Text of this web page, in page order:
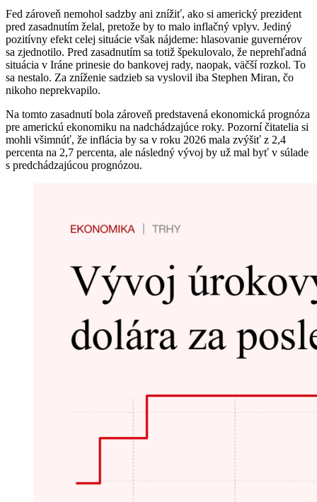
Fed zároveň nemohol sadzby ani znížiť, ako si americký prezident
pred zasadnutím želal, pretože by to malo inflačný vplyv. Jediný
pozitívny efekt celej situácie však nájdeme: hlasovanie guvernérov
sa zjednotilo. Pred zasadnutím sa totiž špekulovalo, že neprehľadná
situácia v Iráne prinesie do bankovej rady, naopak, väčší rozkol. To
sa nestalo. Za zníženie sadzieb sa vyslovil iba Stephen Miran, čo
nikoho neprekvapilo.
Na tomto zasadnutí bola zároveň predstavená ekonomická prognóza
pre americkú ekonomiku na nadchádzajúce roky. Pozorní čitatelia si
mohli všimnúť, že inflácia by sa v roku 2026 mala zvýšiť z 2,4
percenta na 2,7 percenta, ale následný vývoj by už mal byť v súlade
s predchádzajúcou prognózou.